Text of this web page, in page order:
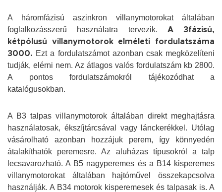
A háromfázisú aszinkron villanymotorokat általában
foglalkozásszerű használatra tervezik. A 3fázisú,
kétpólusú villanymotorok elméleti fordulatszáma
3000. Ezt a fordulatszámot azonban csak megközelíteni
tudják, elérni nem. Az átlagos valós fordulatszám kb 2800.
A pontos fordulatszámokról tájékozódhat a
katalógusokban.
A B3 talpas villanymotorok általában direkt meghajtásra
használatosak, ékszíjtárcsával vagy lánckerékkel. Utólag
vásárolható azonban hozzájuk perem, így könnyedén
átalakíthatók peremesre. Az aluházas típusokról a talp
lecsavarozható. A B5 nagyperemes és a B14 kisperemes
villanymotorokat általában hajtóművel összekapcsolva
használják. A B34 motorok kisperemesek és talpasak is. A